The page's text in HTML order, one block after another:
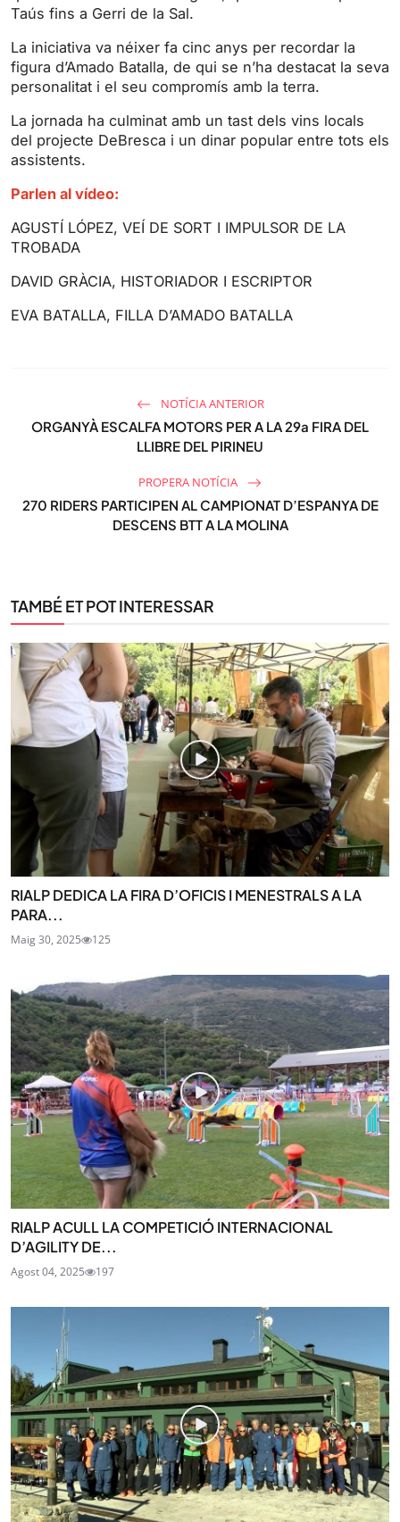
e
Taús fins a Gerri de la Sal.
La iniciativa va néixer fa cinc anys per recordar la
figura d’Amado Batalla, de qui se n’ha destacat la seva
personalitat i el seu compromís amb la terra.
La jornada ha culminat amb un tast dels vins locals
del projecte DeBresca i un dinar popular entre tots els
assistents.
Parlen al vídeo:
AGUSTÍ LÓPEZ, VEÍ DE SORT I IMPULSOR DE LA
TROBADA
DAVID GRÀCIA, HISTORIADOR I ESCRIPTOR
EVA BATALLA, FILLA D’AMADO BATALLA
NOTÍCIA ANTERIOR
ORGANYÀ ESCALFA MOTORS PER A LA 29a FIRA DEL
LLIBRE DEL PIRINEU
PROPERA NOTÍCIA
270 RIDERS PARTICIPEN AL CAMPIONAT D’ESPANYA DE
DESCENS BTT A LA MOLINA
TAMBÉ ET POT INTERESSAR
RIALP DEDICA LA FIRA D’OFICIS I MENESTRALS A LA
PARA...
Maig 30, 2025 125
RIALP ACULL LA COMPETICIÓ INTERNACIONAL
D’AGILITY DE...
Agost 04, 2025 197